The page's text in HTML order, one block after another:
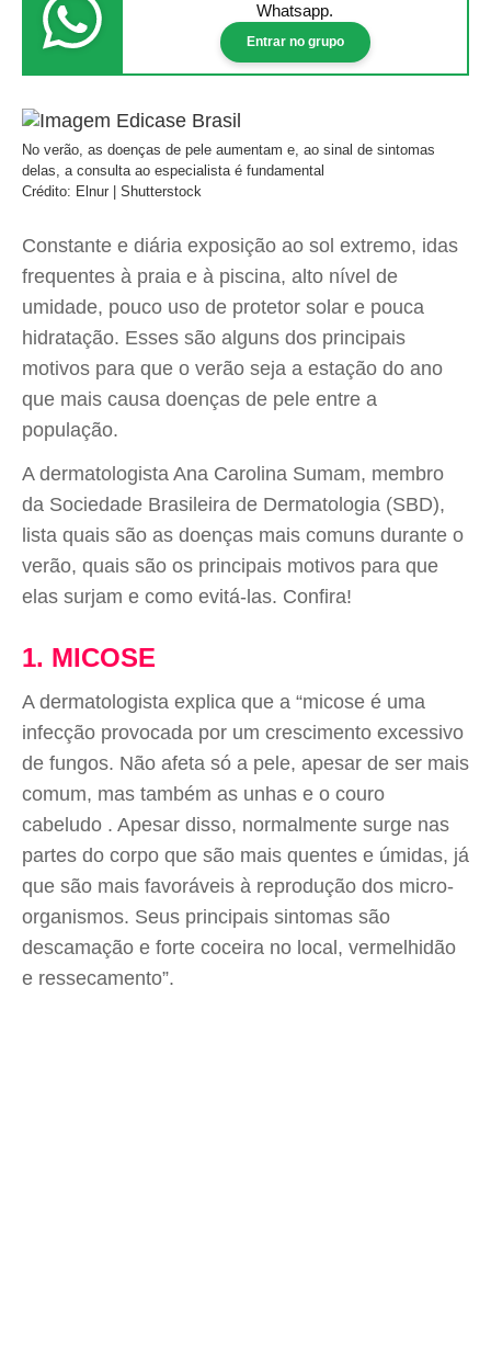
Whatsapp.
Entrar no grupo
No verão, as doenças de pele aumentam e, ao sinal de sintomas
delas, a consulta ao especialista é fundamental
Crédito: Elnur | Shutterstock
Constante e diária exposição ao sol extremo, idas
frequentes à praia e à piscina, alto nível de
umidade, pouco uso de protetor solar e pouca
hidratação. Esses são alguns dos principais
motivos para que o verão seja a estação do ano
que mais causa doenças de pele entre a
população.
A dermatologista Ana Carolina Sumam, membro
da Sociedade Brasileira de Dermatologia (SBD),
lista quais são as doenças mais comuns durante o
verão, quais são os principais motivos para que
elas surjam e como evitá-las. Confira!
1. MICOSE
A dermatologista explica que a “micose é uma
infecção provocada por um crescimento excessivo
de fungos. Não afeta só a pele, apesar de ser mais
comum, mas também as unhas e o couro
cabeludo . Apesar disso, normalmente surge nas
partes do corpo que são mais quentes e úmidas, já
que são mais favoráveis à reprodução dos micro-
organismos. Seus principais sintomas são
descamação e forte coceira no local, vermelhidão
e ressecamento”.